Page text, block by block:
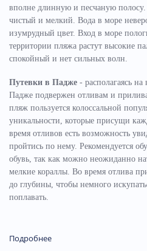
вполне длинную и песчаную
чистый и мелкий. Вода в море
изумрудный цвет. Вход в море
территории пляжа растут высокие
спокойный и нет сильных волн.
Путевки в Падже - располагаясь на
Падже подвержен отливам и
пляж пользуется колоссальной
уникальности, которые присущи
время отливов есть возможность
пройтись по нему. Рекомендуется
обувь, так как можно неожиданно
мелкие кораллы. Во время отлива
до глубины, чтобы немного
поплавать.
Подробнее